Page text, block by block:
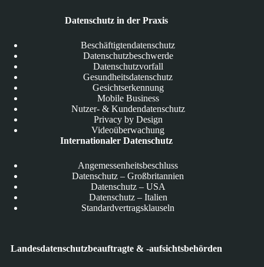
Datenschutz in der Praxis
Beschäftigtendatenschutz
Datenschutzbeschwerde
Datenschutzvorfall
Gesundheitsdatenschutz
Gesichtserkennung
Mobile Business
Nutzer- & Kundendatenschutz
Privacy by Design
Videoüberwachung
Internationaler Datenschutz
Angemessenheitsbeschluss
Datenschutz – Großbritannien
Datenschutz – USA
Datenschutz – Italien
Standardvertragsklauseln
Landesdatenschutzbeauftragte & -aufsichtsbehörden